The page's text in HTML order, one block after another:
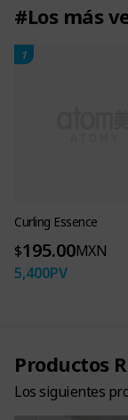
#Los más
1
Curling Essence
$195.00MXN
5,400PV
Productos
Los siguientes